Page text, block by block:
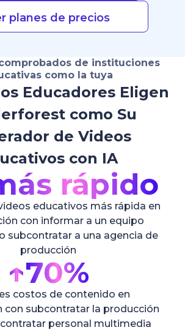
planes de precios
de instituciones
como la tuya
Educadores Eligen
como Su
de Videos
con IA
rápido
educativos más rápida en
con informar a un equipo
subcontratar a una agencia de
producción
↑70%
costos de contenido en
con subcontratar la producción
personal multimedia